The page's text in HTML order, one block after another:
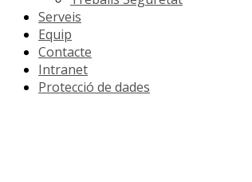
Serveis
Equip
Contacte
Intranet
Protecció de dades